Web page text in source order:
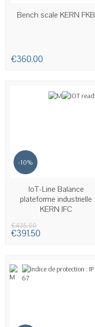
AVAILABLE
Bench scale KERN FKB
€360.00
-10%
LAST ITEMS IN STOCK
IoT-Line Balance
plateforme industrielle
KERN IFC
€435.00
€391.50